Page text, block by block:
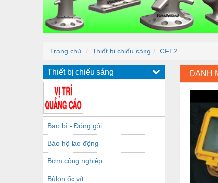
Trang chủ Thiết bị chiếu sáng CFT2
Thiết bị chiếu sáng
Bao bì - Đóng gói
Bảo hộ lao động
Bơm công nghiệp
Bùlon ốc vít
DANH